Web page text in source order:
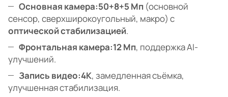
Основная камера:50+8+5 Мп (основной
сенсор, сверхширокоугольный, макро) с
оптической стабилизацией.
Фронтальная камера:12 Мп, поддержка AI-
улучшений.
Запись видео:4K, замедленная съёмка,
улучшенная стабилизация.